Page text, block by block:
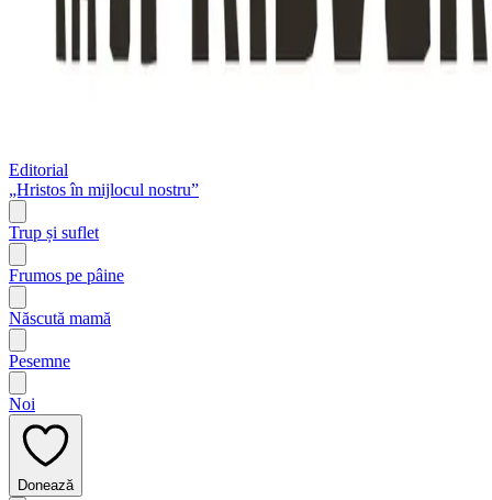
Editorial
„Hristos în mijlocul nostru”
Trup și suflet
Frumos pe pâine
Născută mamă
Pesemne
Noi
Donează